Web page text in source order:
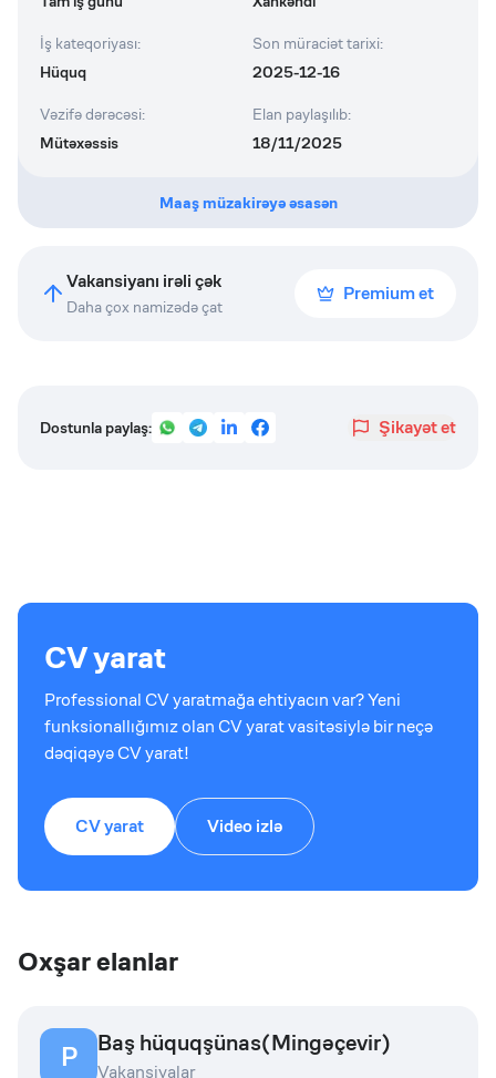
İş kateqoriyası:
Hüquq
Son müraciət tarixi:
2025-12-16
Vəzifə dərəcəsi:
Mütəxəssis
Elan paylaşılıb:
18/11/2025
Maaş müzakirəyə əsasən
Vakansiyanı irəli çək
Daha çox namizədə çat
Premium et
Dostunla paylaş: Şikayət et
CV yarat
Professional CV yaratmağa ehtiyacın var? Yeni
funksionallığımız olan CV yarat vasitəsiylə bir neçə
dəqiqəyə CV yarat!
CV yarat Video izlə
Oxşar elanlar
P Baş hüquqşünas(Mingəçevir)
Vakansiyalar